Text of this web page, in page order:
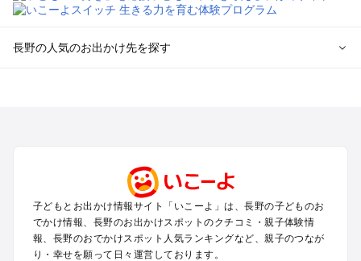
長野の人気のお出かけ先を探す
上田・佐久・小諸・別所のプールお出かけ
伊那・駒ヶ根・飯田・昼神（伊那路）のプールお出かけ
蓼科・白樺湖・車山・女神湖・姫木平のプールお出かけ
安曇野・大町のプールお出かけ
白馬・小谷のプールお出かけ
子どもとお出かけ情報サイト「いこーよ」は、長野の子どものお
でかけ情報、長野のお出かけスポットのクチコミ・親子体験情
報、長野のおでかけスポット人気ランキングなど、親子のつなが
り・幸せを願って日々運営しております。